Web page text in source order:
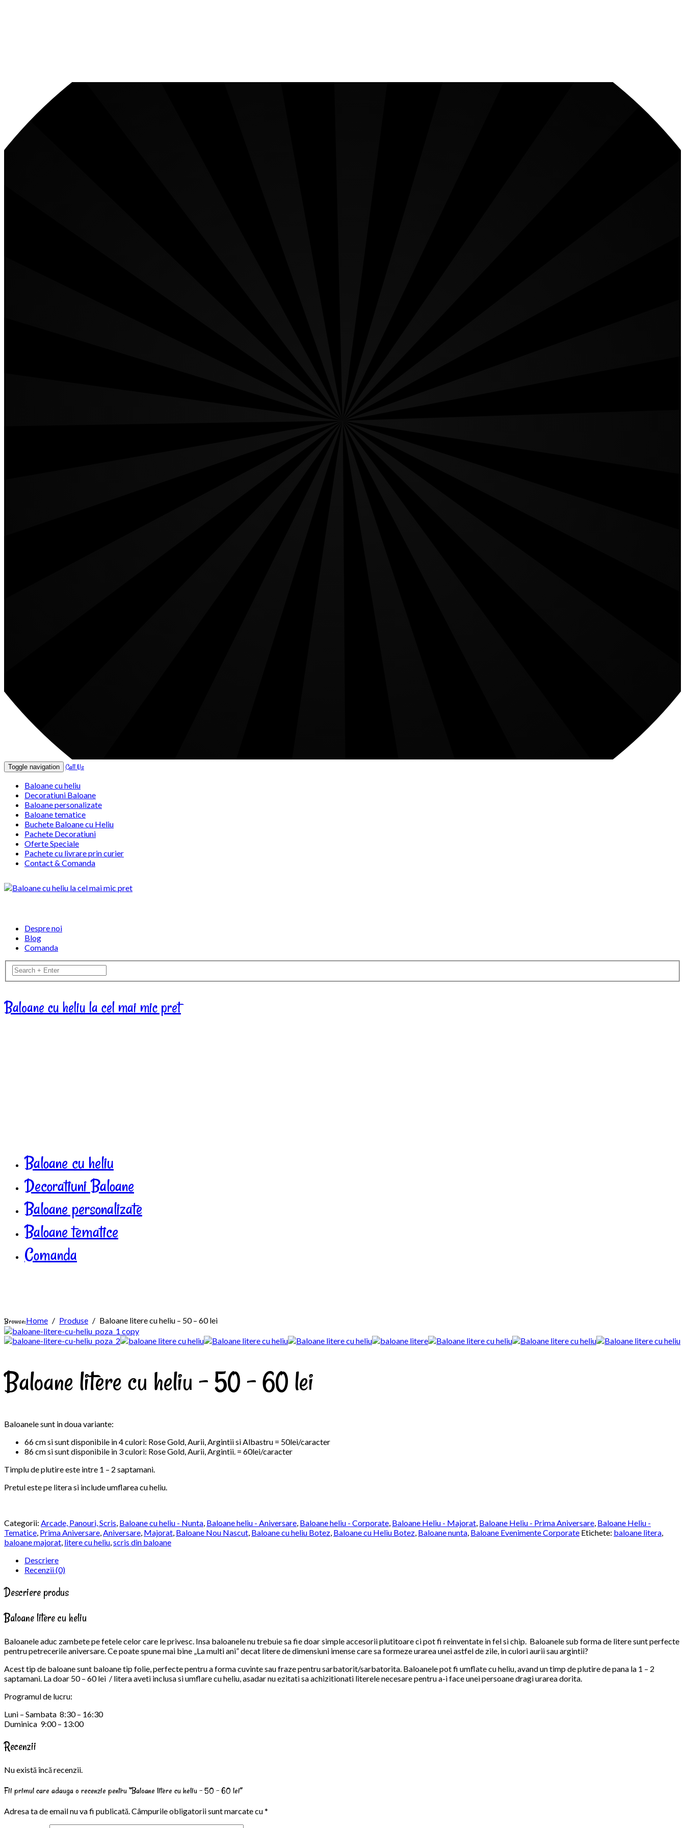
Toggle navigation
Call Us
Baloane cu heliu
Decoratiuni Baloane
Baloane personalizate
Baloane tematice
Buchete Baloane cu Heliu
Pachete Decoratiuni
Oferte Speciale
Pachete cu livrare prin curier
Contact & Comanda
Despre noi
Blog
Comanda
Baloane cu heliu la cel mai mic pret
Baloane cu heliu
Decoratiuni Baloane
Baloane personalizate
Baloane tematice
Comanda
Browse:Home Produse Baloane litere cu heliu – 50 – 60 lei
Baloane litere cu heliu – 50 – 60 lei
Baloanele sunt in doua variante:
66 cm si sunt disponibile in 4 culori: Rose Gold, Aurii, Argintii si Albastru = 50lei/caracter
86 cm si sunt disponibile in 3 culori: Rose Gold, Aurii, Argintii. = 60lei/caracter
Timplu de plutire este intre 1 – 2 saptamani.
Pretul este pe litera si include umflarea cu heliu.
Categorii: Arcade, Panouri, Scris Baloane cu heliu - Nunta Baloane heliu - Aniversare Baloane heliu - Corporate Baloane Heliu - Majorat Baloane Heliu - Prima Aniversare Baloane Heliu -
Tematice Prima Aniversare Aniversare Majorat Baloane Nou Nascut Baloane cu heliu Botez Baloane cu Heliu Botez Baloane nunta Baloane Evenimente Corporate Etichete: baloane litera
baloane majorat litere cu heliu scris din baloane
Descriere
Recenzii (0)
Descriere produs
Baloane litere cu heliu
Baloanele aduc zambete pe fetele celor care le privesc. Insa baloanele nu trebuie sa fie doar simple accesorii plutitoare ci pot fi reinventate in fel si chip. Baloanele sub forma de litere sunt perfecte
pentru petrecerile aniversare. Ce poate spune mai bine „La multi ani” decat litere de dimensiuni imense care sa formeze urarea unei astfel de zile, in culori aurii sau argintii?
Acest tip de baloane sunt baloane tip folie, perfecte pentru a forma cuvinte sau fraze pentru sarbatorit/sarbatorita. Baloanele pot fi umflate cu heliu, avand un timp de plutire de pana la 1 – 2
saptamani. La doar 50 – 60 lei / litera aveti inclusa si umflare cu heliu, asadar nu ezitati sa achizitionati literele necesare pentru a-i face unei persoane dragi urarea dorita.
Programul de lucru:
Luni – Sambata 8:30 – 16:30
Duminica 9:00 – 13:00
Recenzii
Nu există încă recenzii.
Fii primul care adauga o recenzie pentru “Baloane litere cu heliu – 50 – 60 lei”
Adresa ta de email nu va fi publicată. Câmpurile obligatorii sunt marcate cu*